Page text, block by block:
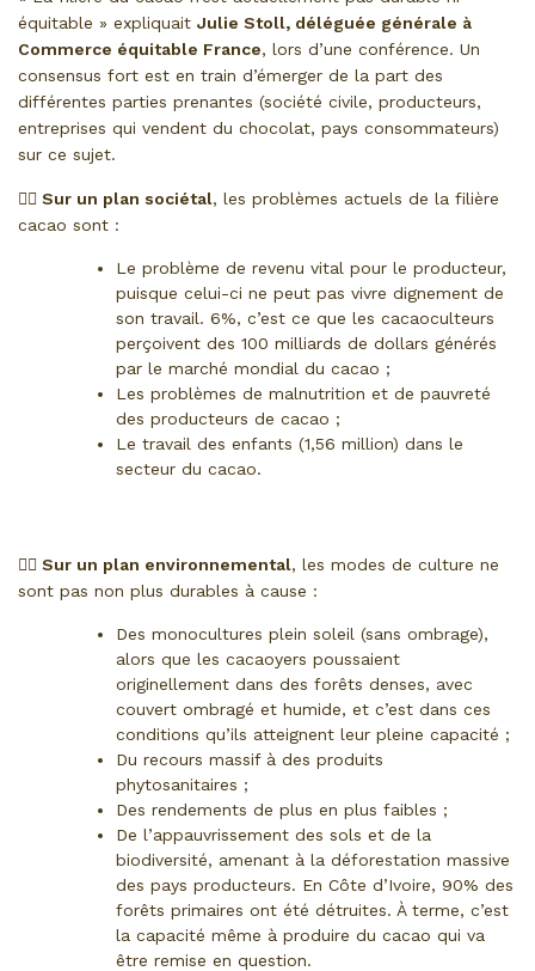
équitable » expliquait Julie Stoll, déléguée générale à
Commerce équitable France, lors d’une conférence. Un
consensus fort est en train d’émerger de la part des
différentes parties prenantes (société civile, producteurs,
entreprises qui vendent du chocolat, pays consommateurs)
sur ce sujet.
👉🏼 Sur un plan sociétal, les problèmes actuels de la filière
cacao sont :
Le problème de revenu vital pour le producteur,
puisque celui-ci ne peut pas vivre dignement de
son travail. 6%, c’est ce que les cacaoculteurs
perçoivent des 100 milliards de dollars générés
par le marché mondial du cacao ;
Les problèmes de malnutrition et de pauvreté
des producteurs de cacao ;
Le travail des enfants (1,56 million) dans le
secteur du cacao.
👉🏼 Sur un plan environnemental, les modes de culture ne
sont pas non plus durables à cause :
Des monocultures plein soleil (sans ombrage),
alors que les cacaoyers poussaient
originellement dans des forêts denses, avec
couvert ombragé et humide, et c’est dans ces
conditions qu’ils atteignent leur pleine capacité ;
Du recours massif à des produits
phytosanitaires ;
Des rendements de plus en plus faibles ;
De l’appauvrissement des sols et de la
biodiversité, amenant à la déforestation massive
des pays producteurs. En Côte d’Ivoire, 90% des
forêts primaires ont été détruites. À terme, c’est
la capacité même à produire du cacao qui va
être remise en question.